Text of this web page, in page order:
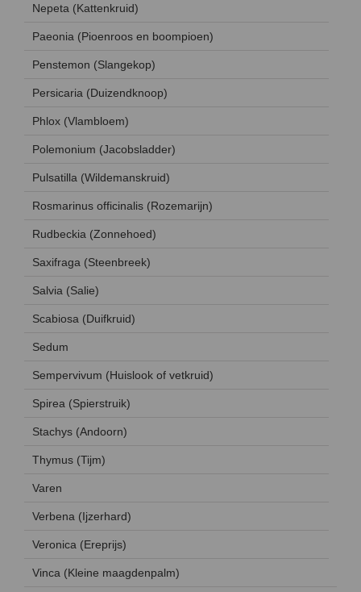
Nepeta (Kattenkruid)
Paeonia (Pioenroos en boompioen)
Penstemon (Slangekop)
Persicaria (Duizendknoop)
Phlox (Vlambloem)
Polemonium (Jacobsladder)
Pulsatilla (Wildemanskruid)
Rosmarinus officinalis (Rozemarijn)
Rudbeckia (Zonnehoed)
Saxifraga (Steenbreek)
Salvia (Salie)
Scabiosa (Duifkruid)
Sedum
Sempervivum (Huislook of vetkruid)
Spirea (Spierstruik)
Stachys (Andoorn)
Thymus (Tijm)
Varen
Verbena (Ijzerhard)
Veronica (Ereprijs)
Vinca (Kleine maagdenpalm)